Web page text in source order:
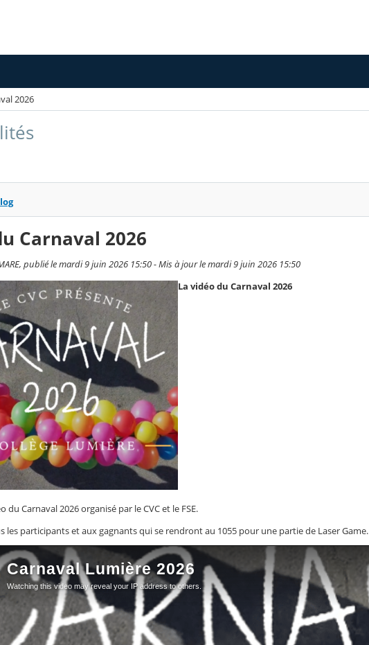
2026
Carnaval 2026
publié le mardi 9 juin 2026 15:50 - Mis à jour le mardi 9 juin 2026 15:50
La vidéo du Carnaval 2026
du Carnaval 2026 organisé par le CVC et le FSE.
les participants et aux gagnants qui se rendront au 1055 pour une partie de Laser Game.